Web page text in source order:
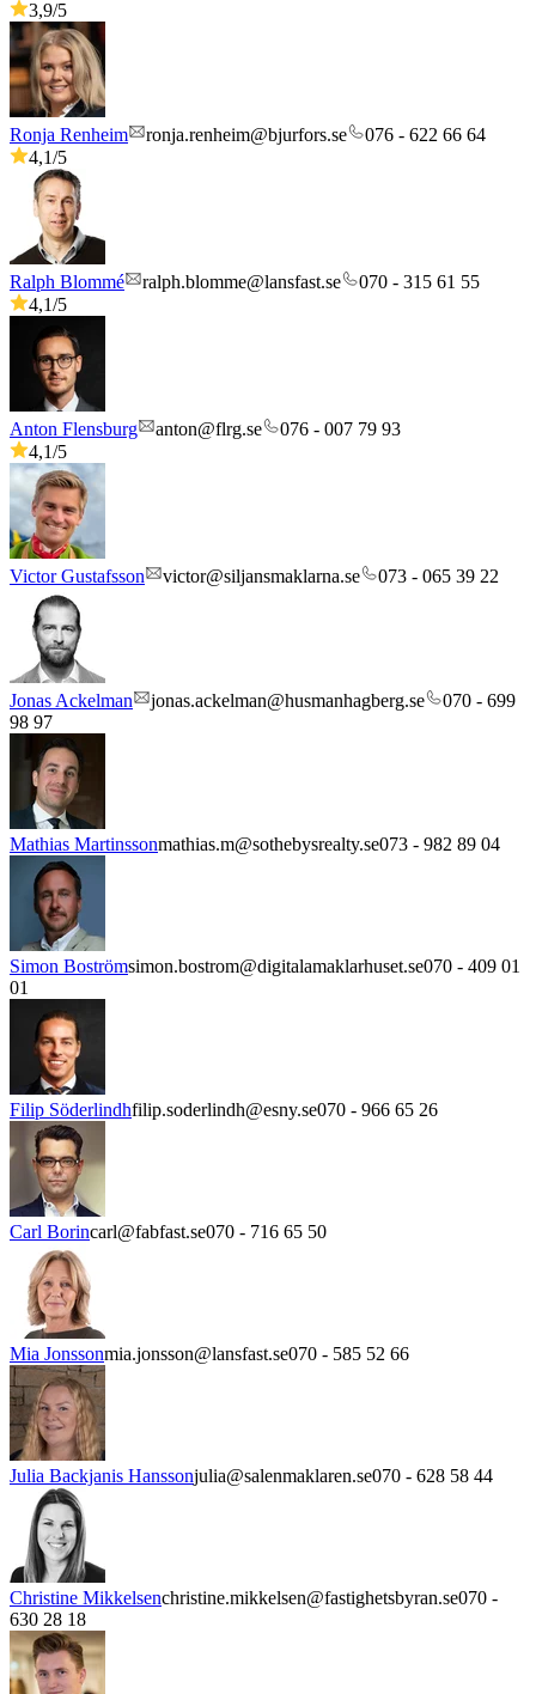
3,9/5
Ronja Renheim ronja.renheim@bjurfors.se
076 - 622 66 64
4,1/5
Ralph Blommé ralph.blomme@lansfast.se
070 - 315 61 55
4,1/5
Anton Flensburg anton@flrg.se
076 - 007 79 93
4,1/5
Victor Gustafsson victor@siljansmaklarna.se 073 - 065 39 22
Jonas Ackelman jonas.ackelman@husmanhagberg.se
070 - 699
98 97
Mathias Martinssonmathias.m@sothebysrealty.se073 - 982 89 04
Simon Boströmsimon.bostrom@digitalamaklarhuset.se070 - 409 01
01
Filip Söderlindhfilip.soderlindh@esny.se070 - 966 65 26
Carl Borincarl@fabfast.se070 - 716 65 50
Mia Jonssonmia.jonsson@lansfast.se070 - 585 52 66
Julia Backjanis Hanssonjulia@salenmaklaren.se070 - 628 58 44
Christine Mikkelsenchristine.mikkelsen@fastighetsbyran.se070 -
630 28 18